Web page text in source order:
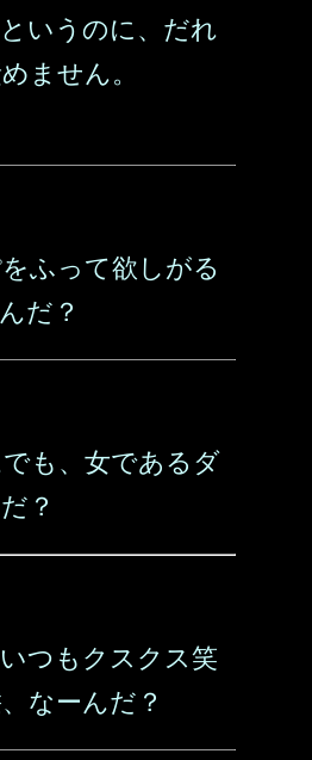
というのに、だれ
ません。
ふって欲しがる
だ？
も、女であるダ
？
つもクスクス笑
なーんだ？